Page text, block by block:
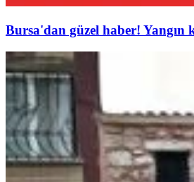
Bursa'dan güzel haber! Yangın